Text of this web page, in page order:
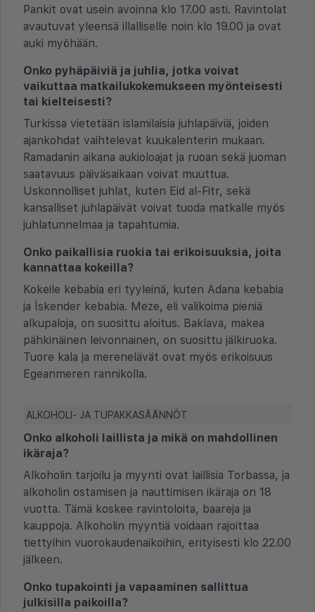
Pankit ovat usein avoinna klo 17.00 asti. Ravintolat
avautuvat yleensä illalliselle noin klo 19.00 ja ovat
auki myöhään.
Onko pyhäpäiviä ja juhlia, jotka voivat
vaikuttaa matkailukokemukseen myönteisesti
tai kielteisesti?
Turkissa vietetään islamilaisia juhlapäiviä, joiden
ajankohdat vaihtelevat kuukalenterin mukaan.
Ramadanin aikana aukioloajat ja ruoan sekä juoman
saatavuus päiväsaikaan voivat muuttua.
Uskonnolliset juhlat, kuten Eid al-Fitr, sekä
kansalliset juhlapäivät voivat tuoda matkalle myös
juhlatunnelmaa ja tapahtumia.
Onko paikallisia ruokia tai erikoisuuksia, joita
kannattaa kokeilla?
Kokeile kebabia eri tyyleinä, kuten Adana kebabia
ja İskender kebabia. Meze, eli valikoima pieniä
alkupaloja, on suosittu aloitus. Baklava, makea
pähkinäinen leivonnainen, on suosittu jälkiruoka.
Tuore kala ja merenelävät ovat myös erikoisuus
Egeanmeren rannikolla.
ALKOHOLI- JA TUPAKKASÄÄNNÖT
Onko alkoholi laillista ja mikä on mahdollinen
ikäraja?
Alkoholin tarjoilu ja myynti ovat laillisia Torbassa, ja
alkoholin ostamisen ja nauttimisen ikäraja on 18
vuotta. Tämä koskee ravintoloita, baareja ja
kauppoja. Alkoholin myyntiä voidaan rajoittaa
tiettyihin vuorokaudenaikoihin, erityisesti klo 22.00
jälkeen.
Onko tupakointi ja vapaaminen sallittua
julkisilla paikoilla?